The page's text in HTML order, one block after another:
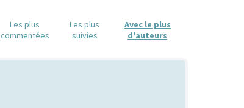
Les plus
commentées
Les plus
suivies
Avec le plus
d'auteurs